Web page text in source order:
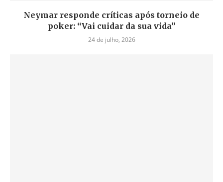
Neymar responde críticas após torneio de
poker: “Vai cuidar da sua vida”
24 de julho, 2026